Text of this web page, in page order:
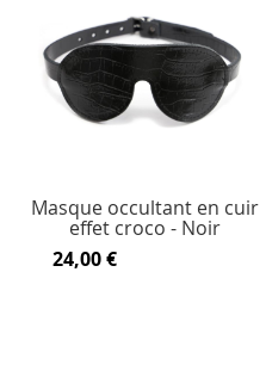
Masque occultant en cuir
effet croco - Noir
24,00 €